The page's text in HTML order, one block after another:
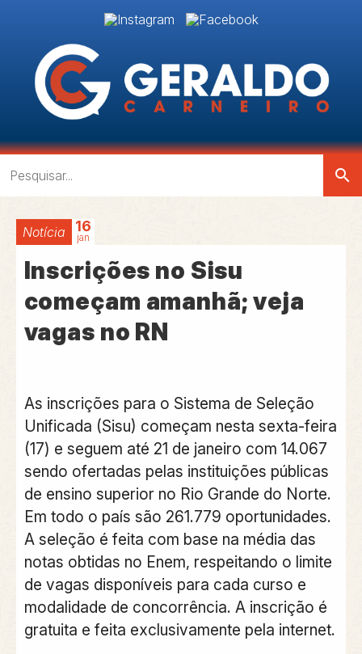
search
Notícia 16
jan
Inscrições no Sisu
começam amanhã; veja
vagas no RN
As inscrições para o Sistema de Seleção
Unificada (Sisu) começam nesta sexta-feira
(17) e seguem até 21 de janeiro com 14.067
sendo ofertadas pelas instituições públicas
de ensino superior no Rio Grande do Norte.
Em todo o país são 261.779 oportunidades.
A seleção é feita com base na média das
notas obtidas no Enem, respeitando o limite
de vagas disponíveis para cada curso e
modalidade de concorrência. A inscrição é
gratuita e feita exclusivamente pela internet.